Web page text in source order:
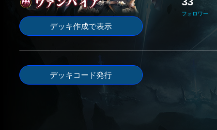
デッキ作成で表示
フォロワー
デッキコード発行